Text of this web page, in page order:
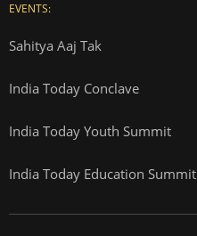
EVENTS:
Sahitya Aaj Tak
India Today Conclave
India Today Youth Summit
India Today Education Summit